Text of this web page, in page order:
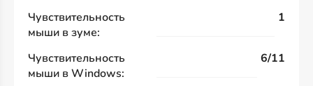
Чувствительность
мыши в зуме:
1
Чувствительность
мыши в Windows:
6/11